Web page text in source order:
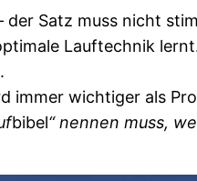
der Satz muss nicht
Lauftechnik
immer wichtiger als
bibel“ nennen muss,